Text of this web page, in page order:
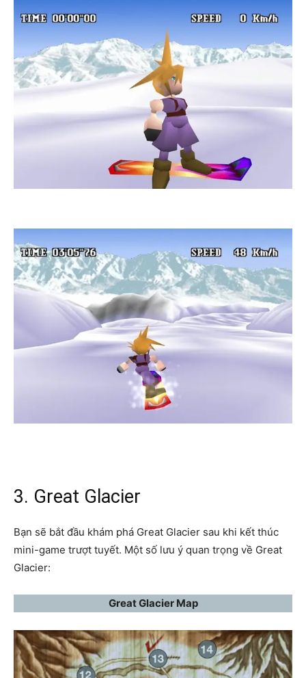
3. Great Glacier
Bạn sẽ bắt đầu khám phá Great Glacier sau khi kết thúc
mini-game trượt tuyết. Một số lưu ý quan trọng về Great
Glacier:
Great Glacier Map